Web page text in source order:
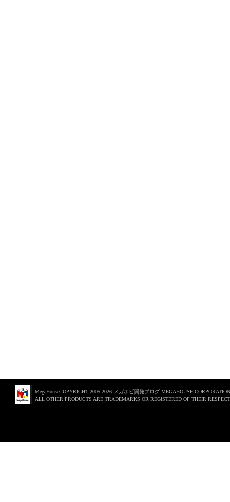
MegaHouseCOPYRIGHT 2005-2026 メガホビ開発ブログ MEGAHOUSE
ALL OTHER PRODUCTS ARE TRADEMARKS OR REGISTERED OF THEIR